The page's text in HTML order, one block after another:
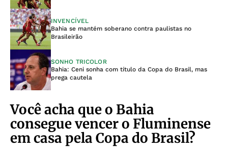
INVENCÍVEL
Bahia se mantém soberano contra paulistas no
Brasileirão
SONHO TRICOLOR
Bahia: Ceni sonha com título da Copa do Brasil, mas
prega cautela
Você acha que o Bahia
consegue vencer o Fluminense
em casa pela Copa do Brasil?